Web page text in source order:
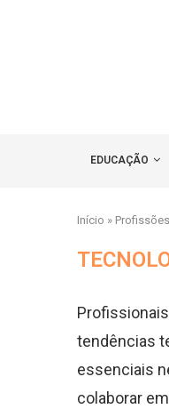
EDUCAÇÃO
Início » Profissões
tendências
essenciais
colaborar